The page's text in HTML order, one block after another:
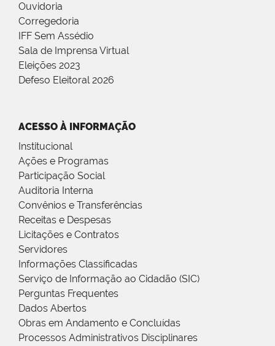
Ouvidoria
Corregedoria
IFF Sem Assédio
Sala de Imprensa Virtual
Eleições 2023
Defeso Eleitoral 2026
ACESSO À INFORMAÇÃO
Institucional
Ações e Programas
Participação Social
Auditoria Interna
Convênios e Transferências
Receitas e Despesas
Licitações e Contratos
Servidores
Informações Classificadas
Serviço de Informação ao Cidadão (SIC)
Perguntas Frequentes
Dados Abertos
Obras em Andamento e Concluídas
Processos Administrativos Disciplinares